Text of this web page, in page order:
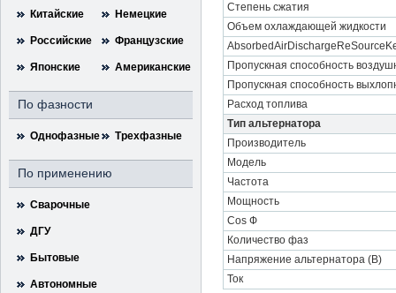
Китайские Немецкие
Российские Французские
Японские Американские
По фазности
Однофазные Трехфазные
По применению
Сварочные
ДГУ
Бытовые
Автономные
Степень сжатия
Объем охлаждающей жидкости
Пропускная способность
Пропускная способность
Расход топлива
Тип альтернатора
Производитель
Модель
Частота
Мощность
Cos Ф
Количество фаз
Напряжение альтернатора (В)
Ток